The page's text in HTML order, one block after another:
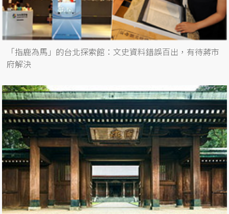
「指鹿為馬」的台北探索館：文史資料錯誤百出，有待蔣市
府解決